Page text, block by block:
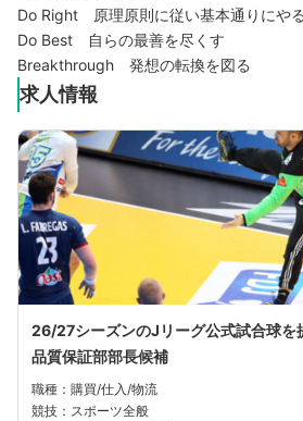
Do Right 原理原則に従い基本通りにやる
Do Best 自らの最善を尽くす
Breakthrough 発想の転換を図る
求人情報
26/27シーズンのJリーグ公式試合球を
品質保証部部長候補
職種：購買/仕入/物流
競技：スポーツ全般